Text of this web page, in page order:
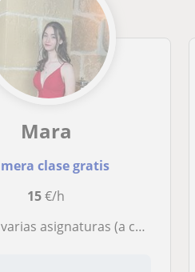
Mara
clase gratis
15€/h
incluidas asignaturas de la eso, primaria, bachiller y de terapia ocupacional